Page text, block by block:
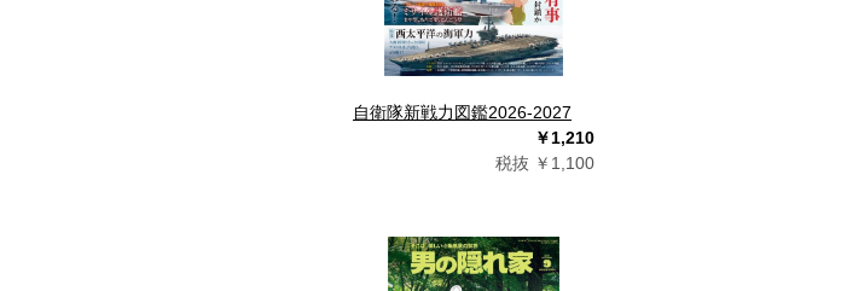
自衛隊新戦力図鑑2026-2027
￥1,210
税抜 ￥1,100